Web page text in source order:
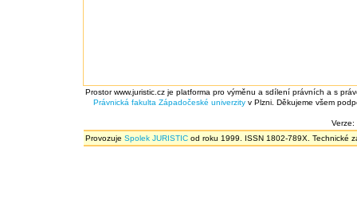
Prostor www.juristic.cz je platforma pro výměnu a sdílení právních a s
Právnická fakulta Západočeské univerzity v Plzni. Děkujeme všem
Verze:
Provozuje Spolek JURISTIC od roku 1999. ISSN 1802-789X. Technické